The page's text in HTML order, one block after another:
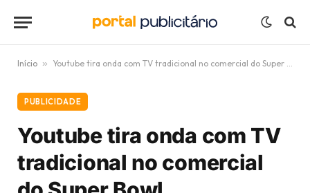
Início » Youtube tira onda com TV tradicional no comercial do Super Bowl
PUBLICIDADE
Youtube tira onda com TV
tradicional no comercial